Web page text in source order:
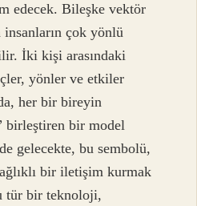
edecek. Bileşke vektör
çok yönlü
İki kişi arasındaki
yönler ve etkiler
her bir bireyin
birleştiren bir model
gelecekte, bu sembolü,
bir iletişim kurmak
tür bir teknoloji,